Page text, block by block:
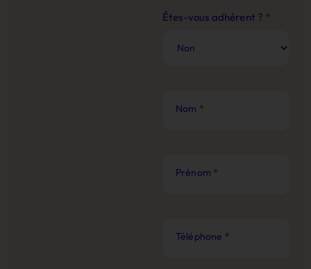
Contact
Web
Êtes-vous adhérent ? *
Nom *
Prénom *
Téléphone *